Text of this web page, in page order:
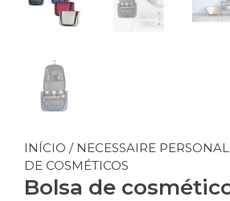
INÍCIO / NECESSAIRE
DE COSMÉTICOS
Bolsa de